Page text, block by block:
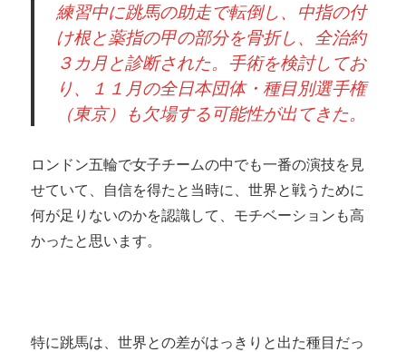
練習中に跳馬の助走で転倒し、中指の付
け根と薬指の甲の部分を骨折し、全治約
３カ月と診断された。手術を検討してお
り、１１月の全日本団体・種目別選手権
（東京）も欠場する可能性が出てきた。
ロンドン五輪で女子チームの中でも一番の演技を見
せていて、自信を得たと当時に、世界と戦うために
何が足りないのかを認識して、モチベーションも高
かったと思います。
特に跳馬は、世界との差がはっきりと出た種目だっ